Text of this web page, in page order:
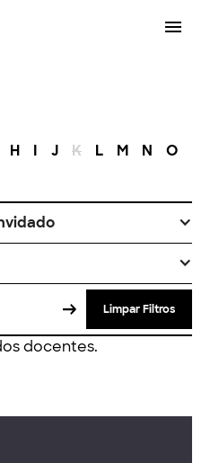
H I J K L M N O
Limpar Filtros
docentes.